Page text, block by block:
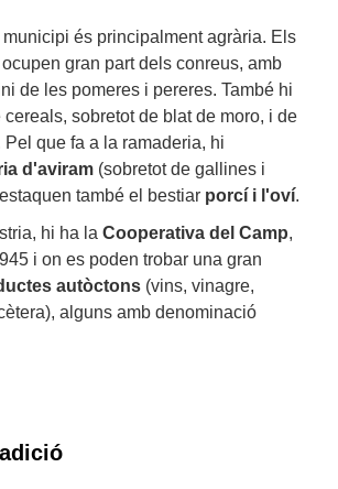
és principalment agrària. Els
ocupen gran part dels conreus, amb
de les pomeres i pereres. També hi
cereals, sobretot de blat de moro, i de
Pel que fa a la ramaderia, hi
d'aviram (sobretot de gallines i
també el bestiar porcí i l'oví.
hi ha la Cooperativa del Camp,
i on es poden trobar una gran
autòctons (vins, vinagre,
alguns amb denominació